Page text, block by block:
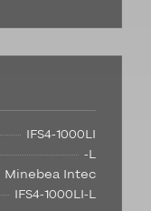
IFS4-1000LI
-L
Minebea Intec
IFS4-1000LI-L